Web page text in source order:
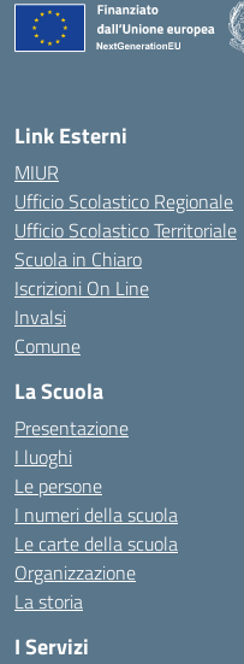
Link Esterni
MIUR
Ufficio Scolastico Regionale
Ufficio Scolastico Territoriale
Scuola in Chiaro
Iscrizioni On Line
Invalsi
Comune
La Scuola
Presentazione
I luoghi
Le persone
I numeri della scuola
Le carte della scuola
Organizzazione
La storia
I Servizi